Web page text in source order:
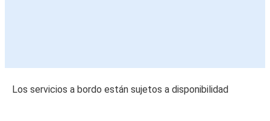
Los servicios a bordo están sujetos a disponibilidad